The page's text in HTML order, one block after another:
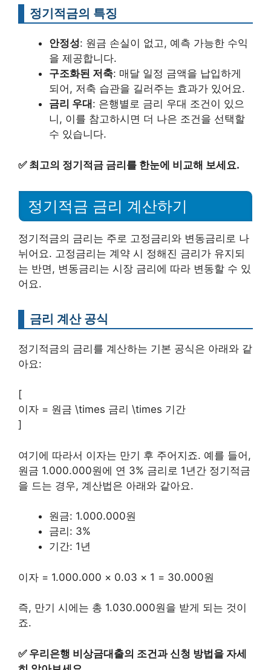
정기적금의 특징
안정성: 원금 손실이 없고, 예측 가능한 수익
을 제공합니다.
구조화된 저축: 매달 일정 금액을 납입하게
되어, 저축 습관을 길러주는 효과가 있어요.
금리 우대 : 은행별로 금리 우대 조건이 있으
니, 이를 참고하시면 더 나은 조건을 선택할
수 있습니다.
✅ 최고의 정기적금 금리를 한눈에 비교해 보세요.
정기적금 금리 계산하기
정기적금의 금리는 주로 고정금리와 변동금리로 나
뉘어요. 고정금리는 계약 시 정해진 금리가 유지되
는 반면, 변동금리는 시장 금리에 따라 변동할 수 있
어요.
금리 계산 공식
정기적금의 금리를 계산하는 기본 공식은 아래와 같
아요:
[
이자 = 원금 \times 금리 \times 기간
]
여기에 따라서 이자는 만기 후 주어지죠. 예를 들어,
원금 1.000.000원에 연 3% 금리로 1년간 정기적금
을 드는 경우, 계산법은 아래와 같아요.
원금: 1.000.000원
금리: 3%
기간: 1년
이자 = 1.000.000 × 0.03 × 1 = 30.000원
즉, 만기 시에는 총 1.030.000원을 받게 되는 것이
죠.
✅ 우리은행 비상금대출의 조건과 신청 방법을 자세